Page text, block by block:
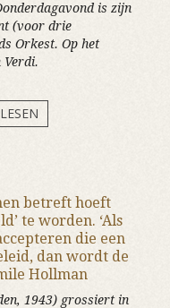
is zijn
(voor drie
Orkest. Op het
Verdi.
betreft hoeft
te worden. ‘Als
die een
dan wordt de
Hollman
1943) grossiert in